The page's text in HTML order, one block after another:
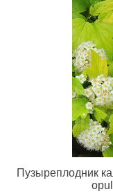
Пузыреплодник